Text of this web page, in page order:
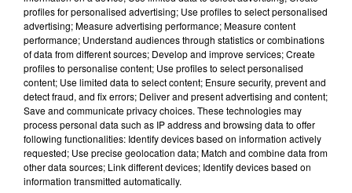
Athlétisme : quatre représentants du Centre-Val
de Loire aux...
DERNIERS TITRES
profiles for personalised advertising; Use profiles to select personalised
advertising; Measure advertising performance; Measure content
performance; Understand audiences through statistics or combinations
of data from different sources; Develop and improve services; Create
profiles to personalise content; Use profiles to select personalised
content; Use limited data to select content; Ensure security, prevent and
detect fraud, and fix errors; Deliver and present advertising and content;
Save and communicate privacy choices. These technologies may
process personal data such as IP address and browsing data to offer
following functionalities: Identify devices based on information actively
requested; Use precise geolocation data; Match and combine data from
other data sources; Link different devices; Identify devices based on
information transmitted automatically.